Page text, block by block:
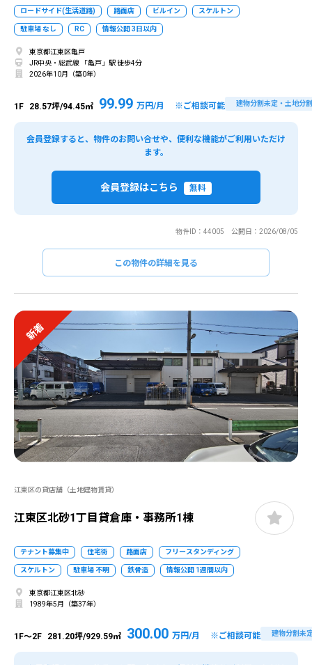
ロードサイド(生活道路) 路面店 ビルイン スケルトン
駐車場 なし RC 情報公開 3日以内
東京都江東区亀戸
JR中央・総武線 「亀戸」駅 徒歩4分
2026年10月（築0年）
1F 28.57坪/94.45㎡ 99.99 万円/月 ※ご相談可能 建物分割未定・土地分
会員登録すると、物件のお問い合せや、便利な機能がご利用いただけ
ます。
会員登録はこちら 無料
物件ID：44005 公開日：2026/08/05
この物件の詳細を見る
新着
江東区の貸店舗（土地建物賃貸）
江東区北砂1丁目貸倉庫・事務所1棟
テナント募集中 住宅街 路面店 フリースタンディング
スケルトン 駐車場 不明 鉄骨造 情報公開 1週間以内
東京都江東区北砂
1989年5月（築37年）
1F～2F 281.20坪/929.59㎡ 300.00 万円/月 ※ご相談可能 建物分割未